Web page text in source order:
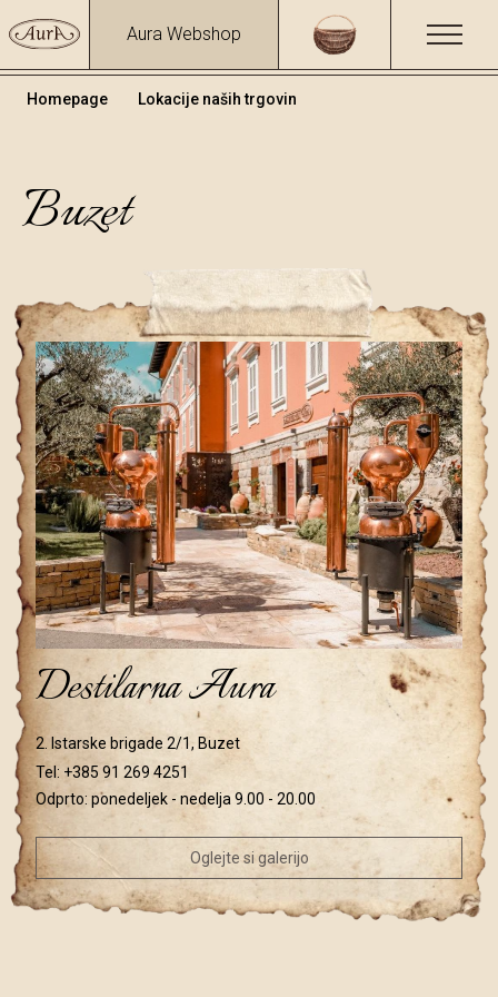
Aura Webshop
Homepage Lokacije naših trgovin
Buzet
Destilarna Aura
2. Istarske brigade 2/1, Buzet
Tel: +385 91 269 4251
Odprto: ponedeljek - nedelja 9.00 - 20.00
Oglejte si galerijo